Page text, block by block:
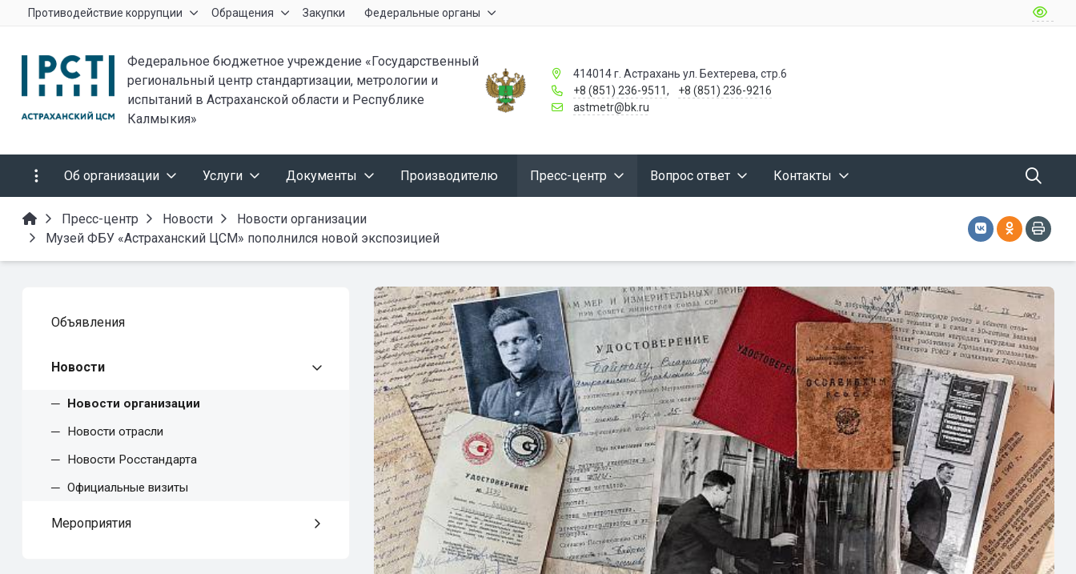
Противодействие коррупции Обращения Закупки Федеральные органы
Федеральное бюджетное учреждение «Государственный
региональный центр стандартизации, метрологии и
испытаний в Астраханской области и Республике
Калмыкия»
414014 г. Астрахань ул. Бехтерева, стр.6
+8 (851) 236-9511,
+8 (851) 236-9216
astmetr@bk.ru
Об организации Услуги Документы Производителю Пресс-центр Вопрос ответ Контакты
Пресс-центр Новости
Новости организации
Музей ФБУ «Астраханский ЦСМ» пополнился новой экспозицией
Объявления
Новости
Новости организации
Новости отрасли
Новости Росстандарта
Официальные визиты
Мероприятия